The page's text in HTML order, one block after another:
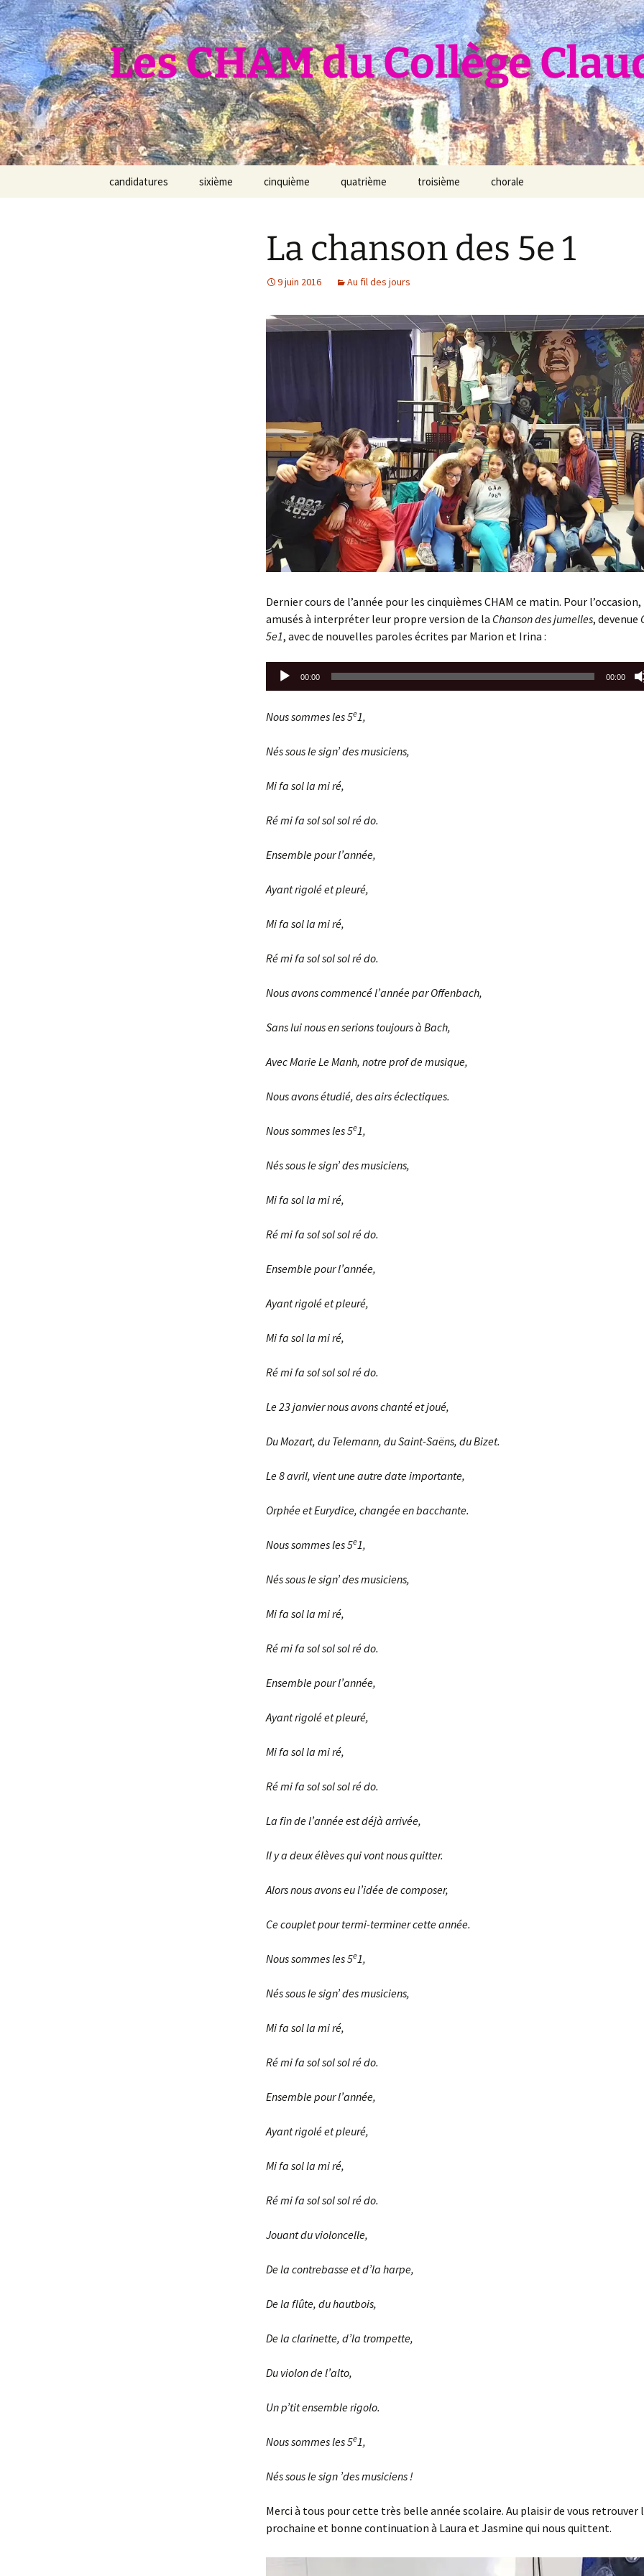
Aller
au
contenu
Les CHAM du Collège
candidatures sixième cinquième quatrième troisième chorale
La chanson des 5e 1
9 juin 2016 Au fil des jours
Dernier cours de l’année pour les cinquièmes CHAM ce matin. Pour
amusés à interpréter leur propre version de la Chanson des jumelles, devenue
5e1, avec de nouvelles paroles écrites par Marion et Irina :
Lecteur 00:00 00:00
Nous sommes les 5e1,
Nés sous le sign’ des musiciens,
Mi fa sol la mi ré,
Ré mi fa sol sol sol ré do.
Ensemble pour l’année,
Ayant rigolé et pleuré,
Mi fa sol la mi ré,
Ré mi fa sol sol sol ré do.
Nous avons commencé l’année par Offenbach,
Sans lui nous en serions toujours à Bach,
Avec Marie Le Manh, notre prof de musique,
Nous avons étudié, des airs éclectiques.
Nous sommes les 5e1,
Nés sous le sign’ des musiciens,
Mi fa sol la mi ré,
Ré mi fa sol sol sol ré do.
Ensemble pour l’année,
Ayant rigolé et pleuré,
Mi fa sol la mi ré,
Ré mi fa sol sol sol ré do.
Le 23 janvier nous avons chanté et joué,
Du Mozart, du Telemann, du Saint-Saëns, du Bizet.
Le 8 avril, vient une autre date importante,
Orphée et Eurydice, changée en bacchante.
Nous sommes les 5e1,
Nés sous le sign’ des musiciens,
Mi fa sol la mi ré,
Ré mi fa sol sol sol ré do.
Ensemble pour l’année,
Ayant rigolé et pleuré,
Mi fa sol la mi ré,
Ré mi fa sol sol sol ré do.
La fin de l’année est déjà arrivée,
Il y a deux élèves qui vont nous quitter.
Alors nous avons eu l’idée de composer,
Ce couplet pour termi-terminer cette année.
Nous sommes les 5e1,
Nés sous le sign’ des musiciens,
Mi fa sol la mi ré,
Ré mi fa sol sol sol ré do.
Ensemble pour l’année,
Ayant rigolé et pleuré,
Mi fa sol la mi ré,
Ré mi fa sol sol sol ré do.
Jouant du violoncelle,
De la contrebasse et d’la harpe,
De la flûte, du hautbois,
De la clarinette, d’la trompette,
Du violon de l’alto,
Un p’tit ensemble rigolo.
Nous sommes les 5e1,
Nés sous le sign ’des musiciens !
Merci à tous pour cette très belle année scolaire. Au plaisir de vous retrouver
prochaine et bonne continuation à Laura et Jasmine qui nous quittent.